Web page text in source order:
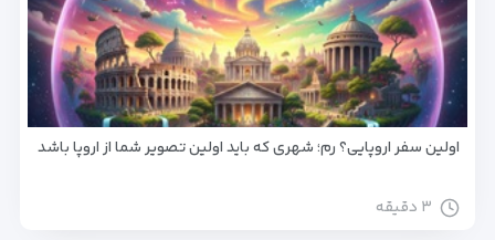
اولین سفر اروپایی؟ رم؛ شهری که باید اولین تصویر شما از اروپا باشد
۳ دقیقه